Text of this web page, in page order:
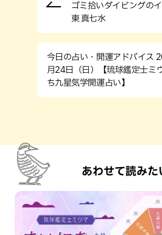
ゴミ拾いダイビングの
東 真七水
今日の占い・開運アドバイス
月24日（日）【琉球鑑定士ミ
ち九星気学開運占い】
あわせて読みた